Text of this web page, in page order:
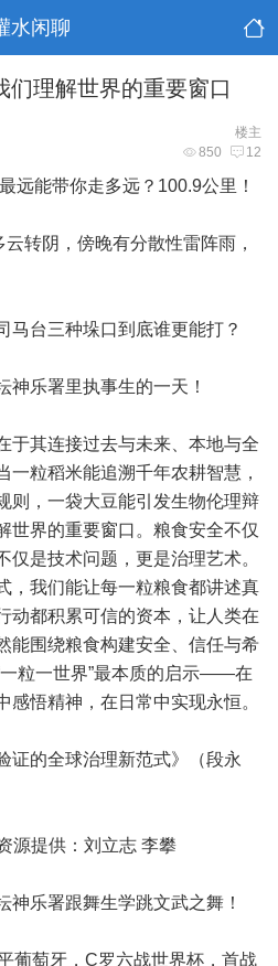
水闲聊
们理解世界的重要窗口
楼主
850 12
远能带你走多远？100.9公里！
转阴，傍晚有分散性雷阵雨，
马台三种垛口到底谁更能打？
神乐署里执事生的一天！
于其连接过去与未来、本地与全
一粒稻米能追溯千年农耕智慧，
则，一袋大豆能引发生物伦理辩
世界的重要窗口。粮食安全不仅
仅是技术问题，更是治理艺术。
，我们能让每一粒粮食都讲述真
动都积累可信的资本，让人类在
能围绕粮食构建安全、信任与希
粒一世界”最本质的启示——在
悟精神，在日常中实现永恒。
证的全球治理新范式》（段永
源提供：刘立志 李攀
神乐署跟舞生学跳文武之舞！
葡萄牙，C罗六战世界杯，首战